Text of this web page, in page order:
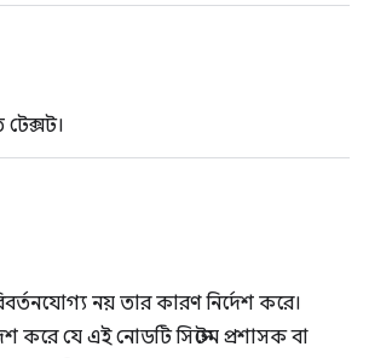
টেক্সট।
নয় তার কারণ নির্দেশ করে।
করে যে এই নোডটি সিস্টেম প্রশাসক বা